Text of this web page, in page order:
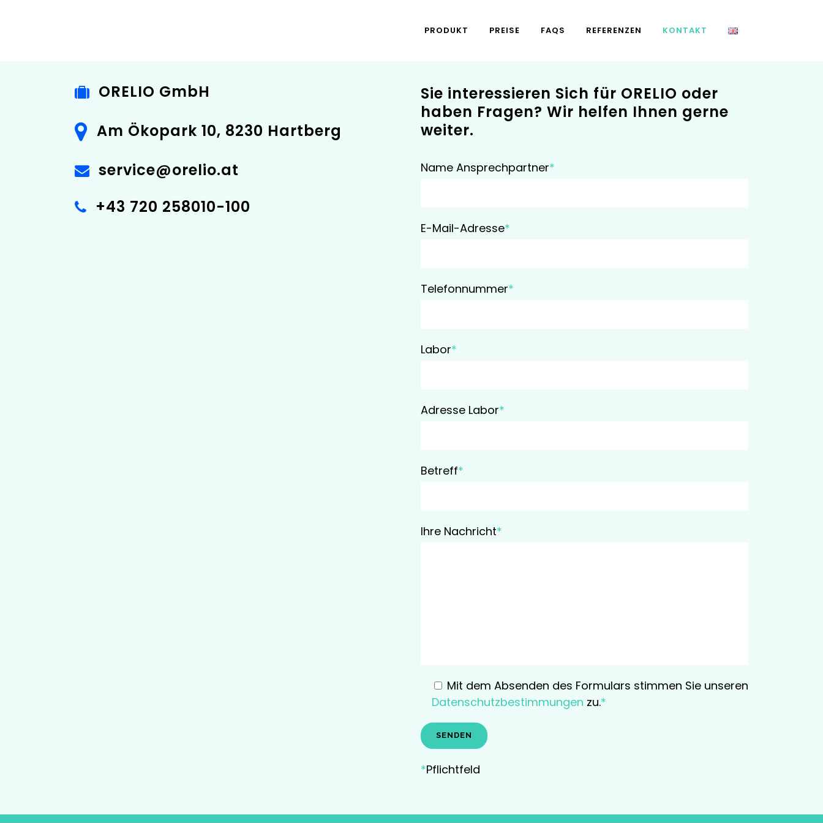
PRODUKT PREISE FAQS REFERENZEN KONTAKT
ORELIO GmbH
Am Ökopark 10, 8230 Hartberg
service@orelio.at
+43 720 258010-100
Sie interessieren Sich für ORELIO oder
haben Fragen? Wir helfen Ihnen gerne
weiter.
Name Ansprechpartner*
E-Mail-Adresse*
Telefonnummer*
Labor*
Adresse Labor*
Betreff*
Ihre Nachricht*
Mit dem Absenden des Formulars stimmen Sie unseren
Datenschutzbestimmungen zu.*
*Pflichtfeld